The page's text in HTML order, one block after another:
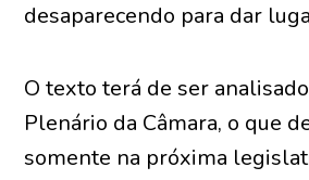
desaparecendo para dar
O texto terá de ser
Plenário da Câmara, o que
somente na próxima